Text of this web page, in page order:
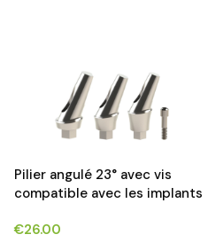
Pilier angulé 23° avec vis
compatible avec les implants
€26.00